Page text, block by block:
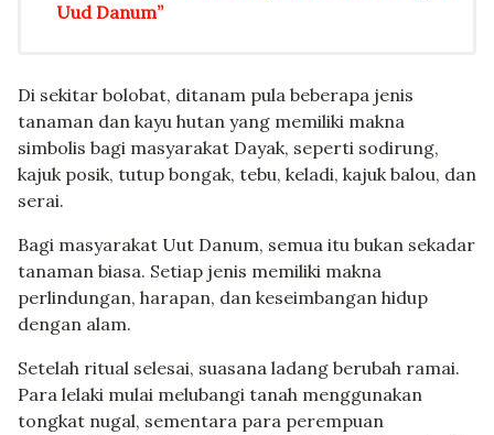
Uud Danum”
Di sekitar bolobat, ditanam pula beberapa jenis
tanaman dan kayu hutan yang memiliki makna
simbolis bagi masyarakat Dayak, seperti sodirung,
kajuk posik, tutup bongak, tebu, keladi, kajuk balou, dan
serai.
Bagi masyarakat Uut Danum, semua itu bukan sekadar
tanaman biasa. Setiap jenis memiliki makna
perlindungan, harapan, dan keseimbangan hidup
dengan alam.
Setelah ritual selesai, suasana ladang berubah ramai.
Para lelaki mulai melubangi tanah menggunakan
tongkat nugal, sementara para perempuan